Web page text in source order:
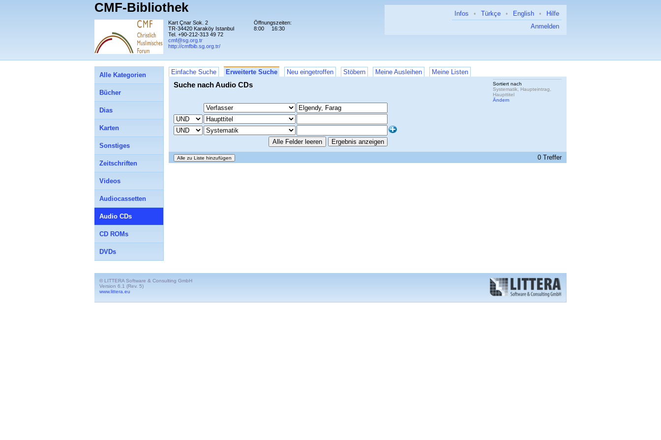
Hilfe
•
English
•
Türkçe
•
Infos
Anmelden
CMF-Bibliothek
Kart Çnar Sok. 2
TR-34420 Karaköy Istanbul
Tel. +90-212-313 49 72
cmf@sg.org.tr
http://cmfbib.sg.org.tr/
Öffnungszeiten:
8:00
16:30
Einfache Suche Erweiterte Suche Neu eingetroffen Stöbern Meine Ausleihen Meine Listen
Suche nach Audio CDs
Sortiert nach
Systematik, Haupteintrag,
Haupttitel
Ändern
0 Treffer
Alle Kategorien
Bücher
Dias
Karten
Sonstiges
Zeitschriften
Videos
Audiocassetten
Audio CDs
CD ROMs
DVDs
© LITTERA Software & Consulting GmbH
Version 6.1 (Rev. 5)
www.littera.eu